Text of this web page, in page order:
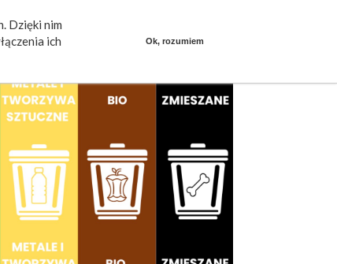
Dzięki nim
ich
Ok, rozumiem
mówią